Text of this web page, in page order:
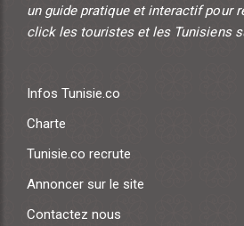
un guide pratique et interactif pour
click les touristes et les Tunisiens
Infos Tunisie.co
Charte
Tunisie.co recrute
Annoncer sur le site
Contactez nous